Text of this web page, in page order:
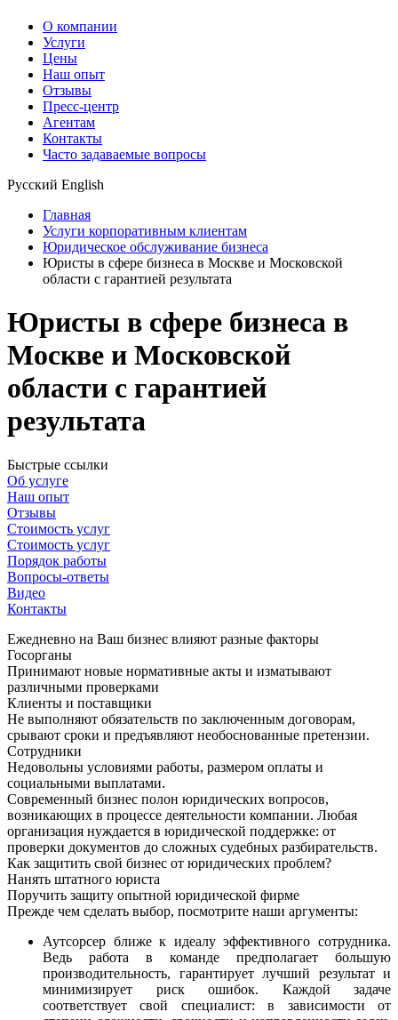
О компании
Услуги
Цены
Наш опыт
Отзывы
Пресс-центр
Агентам
Контакты
Часто задаваемые вопросы
Русский English
Главная
Услуги корпоративным клиентам
Юридическое обслуживание бизнеса
Юристы в сфере бизнеса в Москве и Московской
области с гарантией результата
Юристы в сфере бизнеса в
Москве и Московской
области с гарантией
результата
Быстрые ссылки
Об услуге
Наш опыт
Отзывы
Стоимость услуг
Стоимость услуг
Порядок работы
Вопросы-ответы
Видео
Контакты
Ежедневно на Ваш бизнес влияют разные факторы
Госорганы
Принимают новые нормативные акты и изматывают
различными проверками
Клиенты и поставщики
Не выполняют обязательств по заключенным договорам,
срывают сроки и предъявляют необоснованные претензии.
Сотрудники
Недовольны условиями работы, размером оплаты и
социальными выплатами.
Современный бизнес полон юридических вопросов,
возникающих в процессе деятельности компании. Любая
организация нуждается в юридической поддержке: от
проверки документов до сложных судебных разбирательств.
Как защитить свой бизнес от юридических проблем?
Нанять штатного юриста
Поручить защиту опытной юридической фирме
Прежде чем сделать выбор, посмотрите наши аргументы:
Аутсорсер ближе к идеалу эффективного сотрудника.
Ведь работа в команде предполагает большую
производительность, гарантирует лучший результат и
минимизирует риск ошибок. Каждой задаче
соответствует свой специалист: в зависимости от